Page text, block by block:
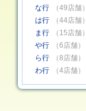
な行
（49店舗）
は行
（44店舗）
ま行
（15店舗）
や行
（6店舗）
ら行
（8店舗）
わ行
（4店舗）